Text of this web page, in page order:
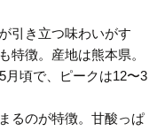
引き立つ味わいがす
特徴。産地は熊本県。
月頃で、ピークは12〜3
るのが特徴。甘酸っぱ